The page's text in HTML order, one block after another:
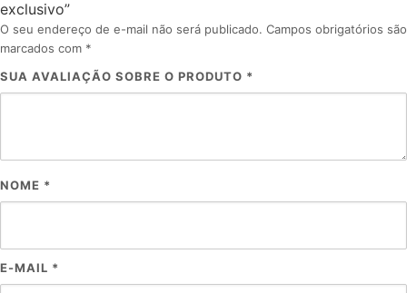
exclusivo”
O seu endereço de e-mail não será publicado. Campos obrigatórios são
marcados com *
SUA AVALIAÇÃO SOBRE O PRODUTO *
NOME *
E-MAIL *